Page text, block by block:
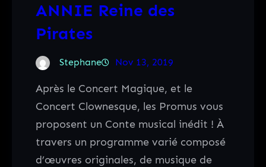
ANNIE Reine des
Pirates
Stephane Nov 13, 2019
Après le Concert Magique, et le
Concert Clownesque, les Promus vous
proposent un Conte musical inédit ! À
travers un programme varié composé
d’œuvres originales, de musique de